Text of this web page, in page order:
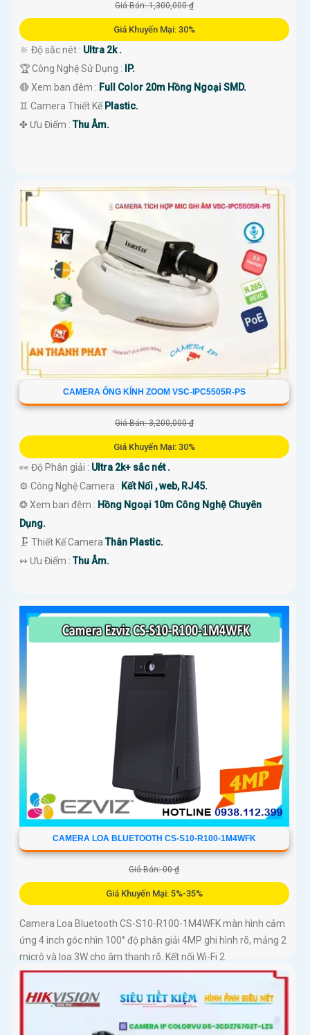
Giá Bán: 1,300,000 ₫
Giá Khuyến Mại: 30%
🔆 Độ sắc nét : Ultra 2k .
🏆 Công Nghệ Sử Dụng :
IP.
🔴 Xem ban đêm : Full Color 20m Hồng Ngoại SMD.
♊ Camera Thiết Kế Plastic.
️✤ Ưu Điểm :Thu Âm.
CAMERA ỐNG KÍNH ZOOM VSC-IPC5505R-PS
Giá Bán: 3,200,000 ₫
Giá Khuyến Mại: 30%
👀 Độ Phân giải : Ultra 2k+ sắc nét .
⚙ Công Nghệ Camera : Kết Nối , web, RJ45.
❂ Xem ban đêm : Hồng Ngoại 10m Công Nghệ Chuyên
Dụng.
🗜️ Thiết Kế CameraThân Plastic.
️↭ Ưu Điểm :Thu Âm.
CAMERA LOA BLUETOOTH CS-S10-R100-1M4WFK
Giá Bán: 00 ₫
Giá Khuyến Mại: 5%-35%
Camera Loa Bluetooth CS-S10-R100-1M4WFK màn hình cảm
ứng 4 inch góc nhìn 100° độ phân giải 4MP ghi hình rõ, mảng 2
micrô và loa 3W cho âm thanh rõ. Kết nối Wi-Fi 2